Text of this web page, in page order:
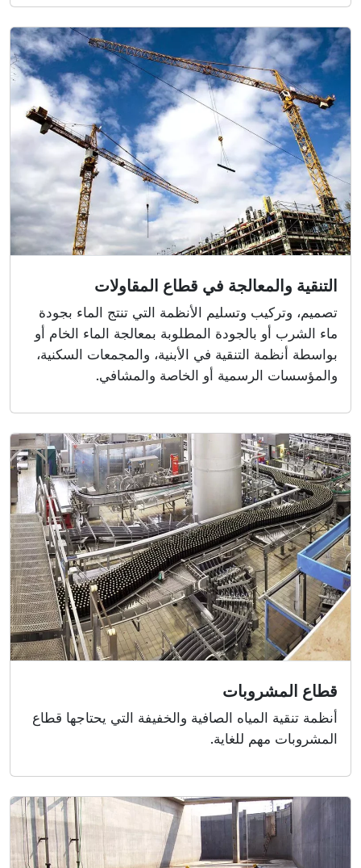
التنقية والمعالجة في قطاع المقاولات
تصميم، وتركيب وتسليم الأنظمة التي تنتج الماء بجودة
ماء الشرب أو بالجودة المطلوبة بمعالجة الماء الخام أو
بواسطة أنظمة التنقية في الأبنية، والمجمعات السكنية،
والمؤسسات الرسمية أو الخاصة والمشافي.
قطاع المشروبات
أنظمة تنقية المياه الصافية والخفيفة التي يحتاجها قطاع
المشروبات مهم للغاية.